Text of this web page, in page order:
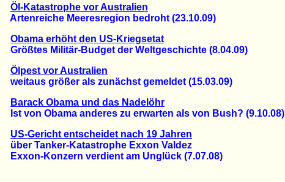
Öl-Katastrophe vor Australien
Artenreiche Meeresregion bedroht (23.10.09)
Obama erhöht den US-Kriegsetat
Größtes Militär-Budget der Weltgeschichte (8.04.09)
Ölpest vor Australien
weitaus größer als zunächst gemeldet (15.03.09)
Barack Obama und das Nadelöhr
Ist von Obama anderes zu erwarten als von Bush? (9.10.08)
US-Gericht entscheidet nach 19 Jahren
über Tanker-Katastrophe Exxon Valdez
Exxon-Konzern verdient am Unglück (7.07.08)